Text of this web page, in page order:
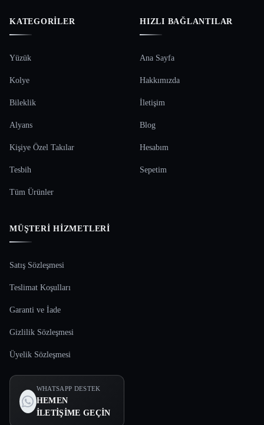
KATEGORILER
Yüzük
Kolye
Bileklik
Alyans
Kişiye Özel Takılar
Tesbih
Tüm Ürünler
HIZLI BAĞLANTILAR
Ana Sayfa
Hakkımızda
İletişim
Blog
Hesabım
Sepetim
MÜŞTERI HIZMETLERI
Satış Sözleşmesi
Teslimat Koşulları
Garanti ve İade
Gizlilik Sözleşmesi
Üyelik Sözleşmesi
WHATSAPP DESTEK
HEMEN
İLETIŞIME GEÇIN